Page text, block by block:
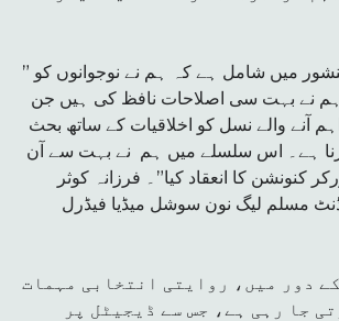
” ہماری پارٹی کے منشور میں شامل ہے کہ ہم نے نوجوانوں کو
نے بہت سی اصلاحات نافظ کی ہیں جن
والے نسل کو اخلاقیات کے ساتھ بحث
ہے۔ اس سلسلے میں ہم نے بہت سے آن
کنونشن کا انعقاد کیا”۔ فرزانہ کوثر
مسلم لیگ نون سوشل میڈیا فیڈرل
دور میں، روایتی انتخابی مہمات
جا رہی ہے، جس سے ڈیجیٹل پر